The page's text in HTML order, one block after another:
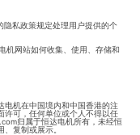
私政策规定处理用户提供的个
网站如何收集、使用、存储和
机在中国境内和中国香港的注
许可，任何单位或个人不得以任
归属于恒达电机所有，未经恒
复制或展示。